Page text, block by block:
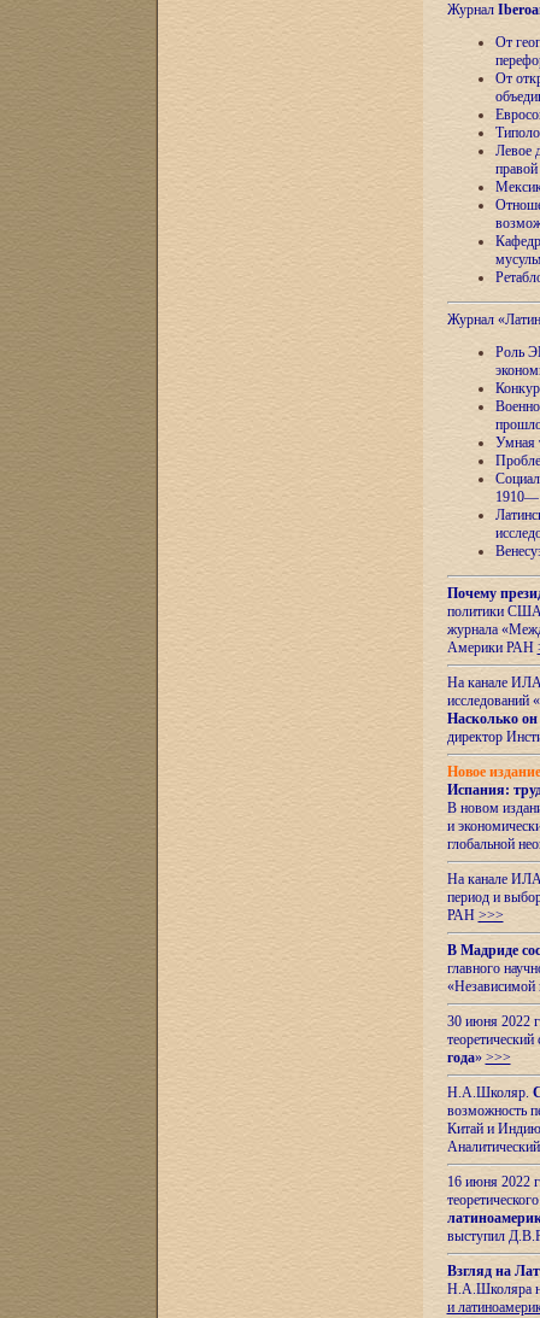
Журнал
От
От
Левое
Журнал
Роль
Умная
Почему
политики США
журнала
Америки РАН
На канале ИЛА
исследований «
Насколько он
директор
Новое
Испания:
В новом
и
глобальной
На канале
период и
РАН >>>
В Мадриде
главного
«Независимой
30 июня 2022
года» >>>
Н.А.Школяр.
возможность
Китай и
16 июня 2022
выступил
Взгляд на
Н.А.Школяра
и